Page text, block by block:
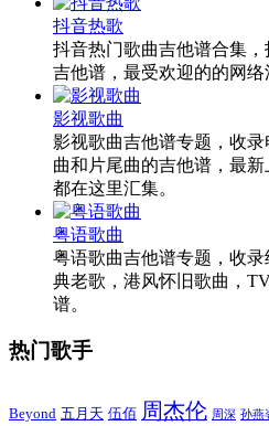
抖音热歌
抖音热门歌曲吉他谱合集
吉他谱，最受欢迎的的网络
影视歌曲
影视歌曲吉他谱专题，收
曲和片尾曲的吉他谱，最
都在这里汇集。
粤语歌曲
粤语歌曲吉他谱专题，收
典老歌，港风怀旧歌曲，
谱。
热门歌手
Beyond 五月天 伍佰 周杰伦 周深 孙燕